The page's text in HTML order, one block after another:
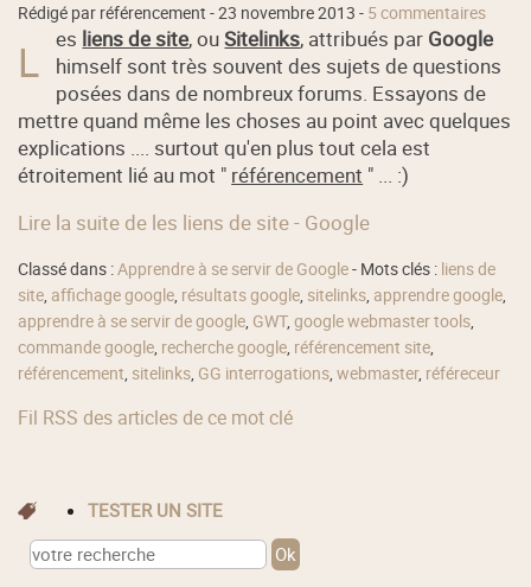
Rédigé par référencement -23 novembre 2013 - 5 commentaires
L es liens de site, ouSitelinks, attribués par Google
himself sont très souvent des sujets de questions
posées dans de nombreux forums. Essayons de
mettre quand même les choses au point avec quelques
explications .... surtout qu'en plus tout cela est
étroitement lié au mot " référencement " ... :)
Lire la suite de les liens de site - Google
Classé dans :Apprendre à se servir de Google- Mots clés : liens de
site, affichage google, résultats google, sitelinks, apprendre google,
apprendre à se servir de google, GWT,google webmaster tools,
commande google, recherche google, référencement site,
référencement, sitelinks, GG interrogations,webmaster, référeceur
Fil RSS des articles de ce mot clé
TESTER UN SITE